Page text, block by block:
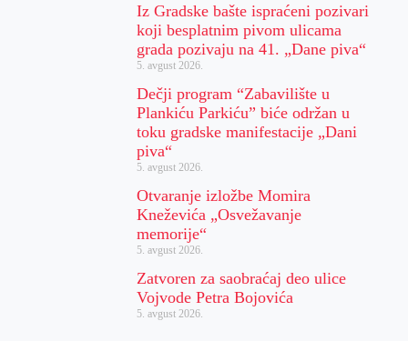
Iz Gradske bašte ispraćeni pozivari
koji besplatnim pivom ulicama
grada pozivaju na 41. „Dane piva“
5. avgust 2026.
Dečji program “Zabavilište u
Plankiću Parkiću” biće održan u
toku gradske manifestacije „Dani
piva“
5. avgust 2026.
Otvaranje izložbe Momira
Kneževića „Osvežavanje
memorije“
5. avgust 2026.
Zatvoren za saobraćaj deo ulice
Vojvode Petra Bojovića
5. avgust 2026.